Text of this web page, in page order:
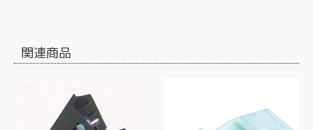
関連商品